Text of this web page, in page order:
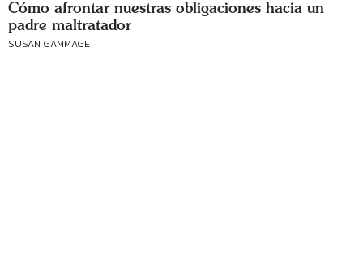
Cómo afrontar nuestras obligaciones hacia un
padre maltratador
SUSAN GAMMAGE